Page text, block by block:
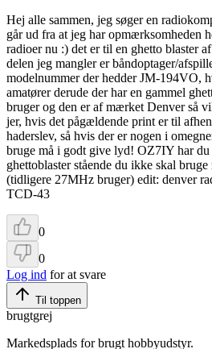
Hej alle sammen, jeg søger en
går ud fra at jeg har opmærksomheden
radioer nu :) det er til en ghetto blaster
delen jeg mangler er båndoptager/
modelnummer der hedder JM-194VO,
amatører derude der har en gammel
bruger og den er af mærket Denver så
jer, hvis det pågældende print er til
haderslev, så hvis der er nogen i
bruge må i godt give lyd! OZ7IY har du
ghettoblaster stående du ikke skal
(tidligere 27MHz bruger) edit: denver
TCD-43
0
0
Log ind for at svare
Til toppen
brugtgrej
Markedsplads for brugt hobbyudstyr.